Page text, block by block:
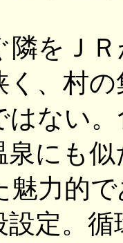
隣をＪ
く、村
はない
泉にも
魅力的
設定。